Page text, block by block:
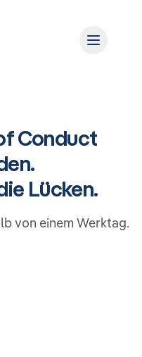
Conduct
Lücken.
von einem Werktag.